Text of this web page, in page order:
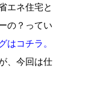
エネ住宅と
の？ってい
はコチラ。
、今回は仕